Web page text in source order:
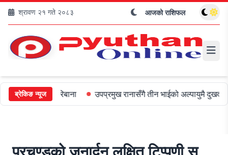
श्रावण २१ गते २०८३ आजको राशिफल
ब्रेकिङ न्यूज
जरिबाना उपप्रमुख रानासँगै तीन भाईको अल्पायुमै दुखद निधन